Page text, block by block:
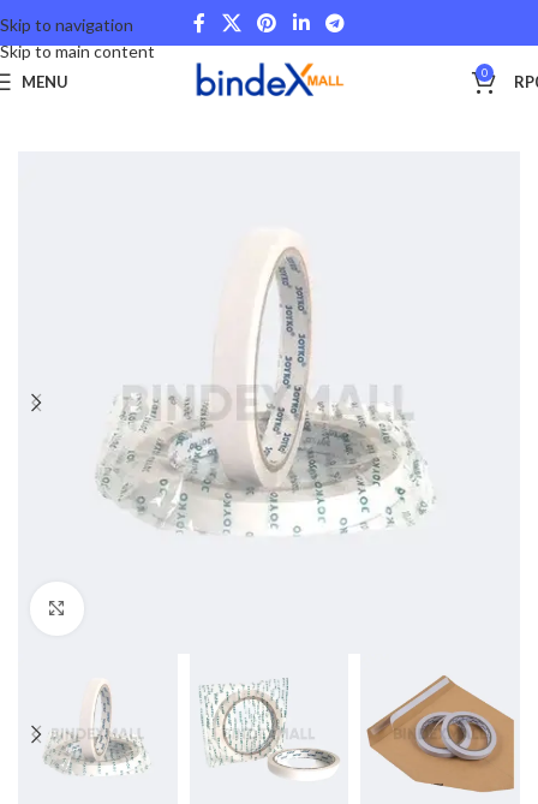
Skip to navigation
Skip to main content
MENU 0 RP
Beranda Stationery and Fancy